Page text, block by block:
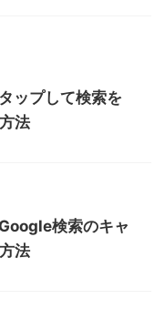
ップして検索を
法
検索のキャ
法